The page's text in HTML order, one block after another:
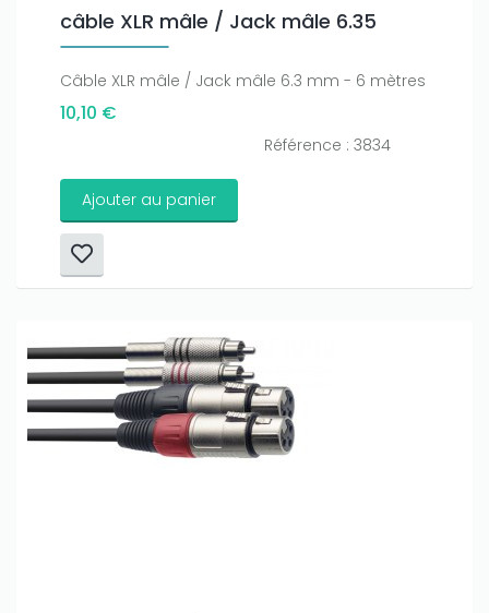
câble XLR mâle / Jack mâle 6.35
Câble XLR mâle / Jack mâle 6.3 mm - 6 mètres
10,10 €
Référence : 3834
Ajouter au panier